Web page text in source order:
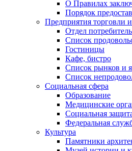
О Правилах
Порядок
Предприятия торговли
Отдел
Список
Гостиницы
Кафе, бистро
Cписок рынков и
Список
Социальная сфера
Образование
Медицинские
Социальная
Федеральная
Культура
Памятники